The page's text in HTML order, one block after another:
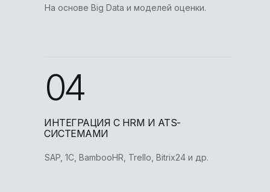
На основе Big Data и моделей оценки.
SAP, 1С, BambooHR, Trello, Bitrix24 и др.
04
ИНТЕГРАЦИЯ С HRM И ATS-
СИСТЕМАМИ